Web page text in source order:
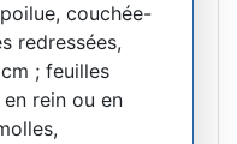
couchée-
redressées,
; feuilles
rein ou en